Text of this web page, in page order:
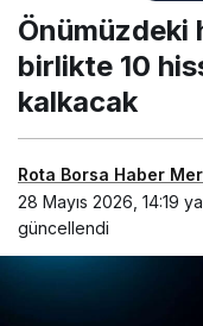
Önümüzdeki
birlikte 10
kalkacak
Rota Borsa Haber
28 Mayıs 2026, 14:19
güncellendi